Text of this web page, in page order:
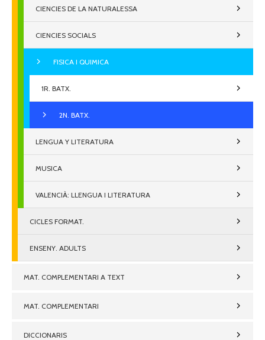
CIENCIES DE LA NATURALESSA
CIENCIES SOCIALS
FISICA I QUIMICA
1R. BATX.
2N. BATX.
LENGUA Y LITERATURA
MUSICA
VALENCIÀ: LLENGUA I LITERATURA
CICLES FORMAT.
ENSENY. ADULTS
MAT. COMPLEMENTARI A TEXT
MAT. COMPLEMENTARI
DICCIONARIS